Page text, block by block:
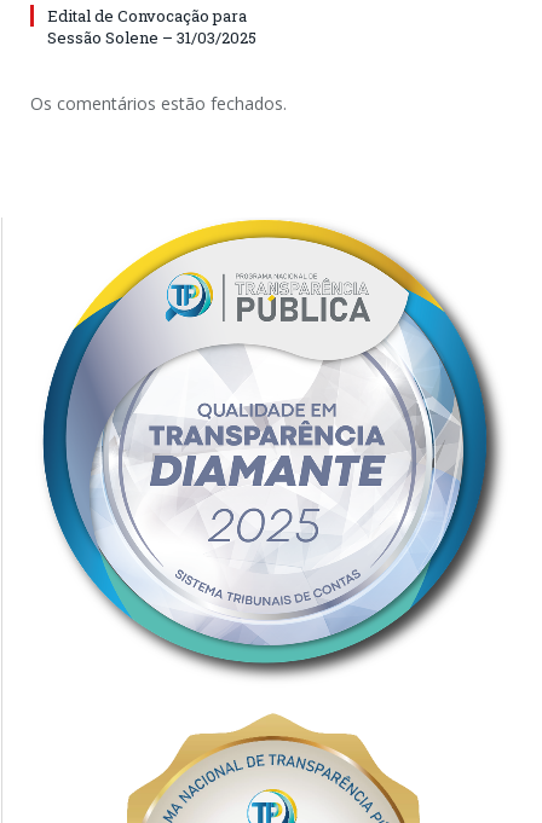
Edital de Convocação para
Sessão Solene – 31/03/2025
Os comentários estão fechados.